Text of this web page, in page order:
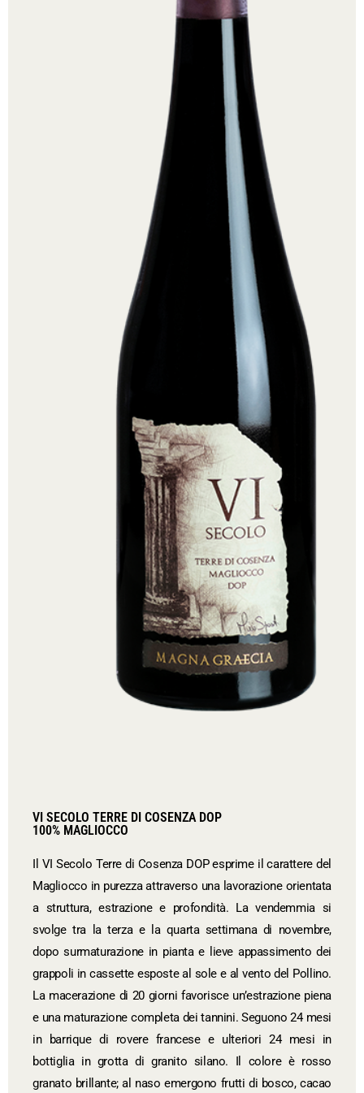
VI SECOLO TERRE DI COSENZA DOP
100% MAGLIOCCO
Il VI Secolo Terre di Cosenza DOP esprime il carattere del
Magliocco in purezza attraverso una lavorazione orientata
a struttura, estrazione e profondità. La vendemmia si
svolge tra la terza e la quarta settimana di novembre,
dopo surmaturazione in pianta e lieve appassimento dei
grappoli in cassette esposte al sole e al vento del Pollino.
La macerazione di 20 giorni favorisce un’estrazione piena
e una maturazione completa dei tannini. Seguono 24 mesi
in barrique di rovere francese e ulteriori 24 mesi in
bottiglia in grotta di granito silano. Il colore è rosso
granato brillante; al naso emergono frutti di bosco, cacao